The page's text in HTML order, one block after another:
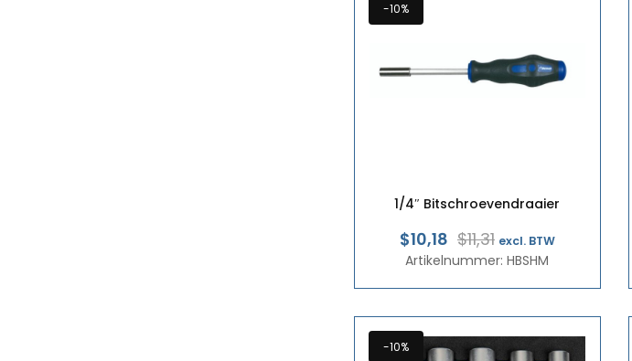
-10%
1/4″ Bitschroevendraaier
$11,31 Oorspronkelijke
prijs
was:
€9,80.
$10,18
Huidige
prijs
is:
€8,82.
excl. BTW
Artikelnummer: HBSHM
-10%